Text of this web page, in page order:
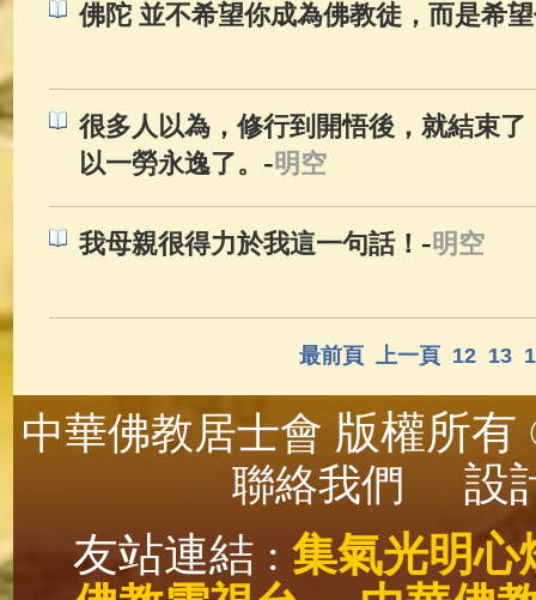
佛陀 並不希望你成為佛教徒，而是希
很多人以為，修行到開悟後，就結束
以一勞永逸了。 -明空
我母親很得力於我這一句話！ -明空
最前頁 上一頁 12 13
中華佛教居士會 版權所
聯絡我們
設
友站連結 : 集氣光明心